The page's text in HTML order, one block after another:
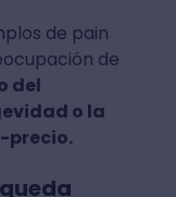
de pain
de
del
o la